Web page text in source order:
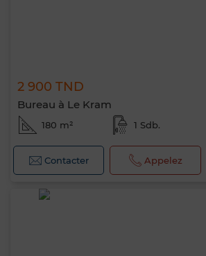
2 900 TND
Bureau à Le Kram
180 m² 1 Sdb.
Contacter Appelez